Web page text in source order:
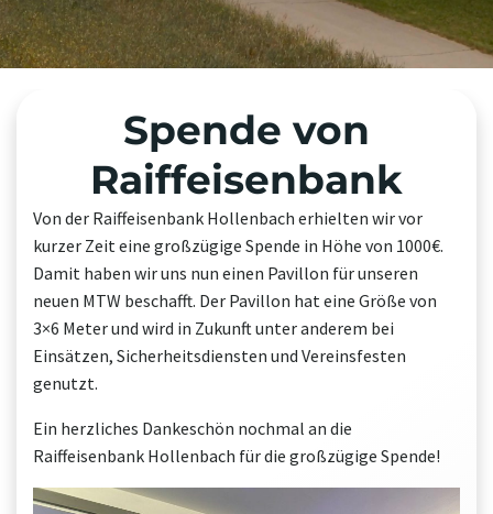
Spende von
Raiffeisenbank
Von der Raiffeisenbank Hollenbach erhielten wir vor
kurzer Zeit eine großzügige Spende in Höhe von 1000€.
Damit haben wir uns nun einen Pavillon für unseren
neuen MTW beschafft. Der Pavillon hat eine Größe von
3×6 Meter und wird in Zukunft unter anderem bei
Einsätzen, Sicherheitsdiensten und Vereinsfesten
genutzt.
Ein herzliches Dankeschön nochmal an die
Raiffeisenbank Hollenbach für die großzügige Spende!